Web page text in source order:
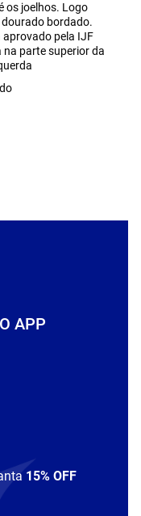
os joelhos. Logo
dourado bordado.
aprovado pela IJF
na parte superior da
APP
15% OFF